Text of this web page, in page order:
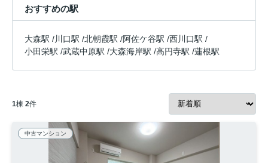
おすすめの駅
大森駅 /川口駅 /北朝霞駅 /阿佐ケ谷駅 /西川口駅 /
小田栄駅 /武蔵中原駅 /大森海岸駅 /高円寺駅 /蓮根駅
1棟 2件
中古マンション